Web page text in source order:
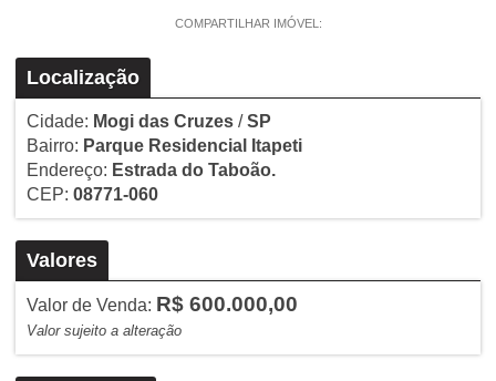
COMPARTILHAR IMÓVEL:
Localização
Cidade: Mogi das Cruzes/SP
Bairro: Parque Residencial Itapeti
Endereço: Estrada do Taboão.
CEP: 08771-060
Valores
Valor de Venda: R$ 600.000,00
Valor sujeito a alteração